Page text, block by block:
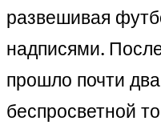
развешивая
надписями.
прошло почти
беспросветной